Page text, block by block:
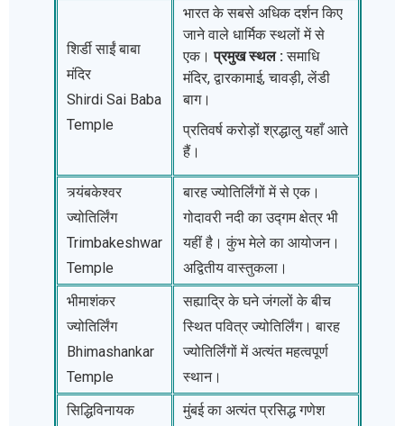
शिर्डी साईं बाबा
मंदिर
Shirdi Sai Baba
Temple
भारत के सबसे अधिक दर्शन किए
जाने वाले धार्मिक स्थलों में से
एक।प्रमुख स्थल :समाधि
मंदिर, द्वारकामाई, चावड़ी, लेंडी
बाग।
प्रतिवर्ष करोड़ों श्रद्धालु यहाँ आते
हैं।
त्र्यंबकेश्वर
ज्योतिर्लिंग
Trimbakeshwar
Temple
बारह ज्योतिर्लिंगों में से एक।
गोदावरी नदी का उद्गम क्षेत्र भी
यहीं है। कुंभ मेले का आयोजन।
अद्वितीय वास्तुकला।
भीमाशंकर
ज्योतिर्लिंग
Bhimashankar
Temple
सह्याद्रि के घने जंगलों के बीच
स्थित पवित्र ज्योतिर्लिंग। बारह
ज्योतिर्लिंगों में अत्यंत महत्वपूर्ण
स्थान।
सिद्धिविनायक
मुंबई का अत्यंत प्रसिद्ध गणेश